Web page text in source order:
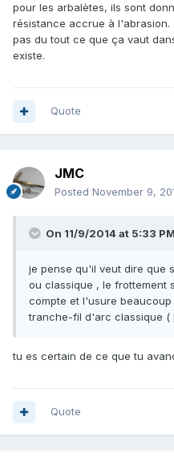
pour les arbalètes, ils sont
résistance accrue à
pas du tout ce que ça vaut
existe.
Quote
JMC
Posted November 9,
On 11/9/2014 at 5:33
je pense qu'il veut dire que
ou classique , le frottement
compte et l'usure
tranche-fil d'arc classique (
tu es certain de ce que tu
Quote